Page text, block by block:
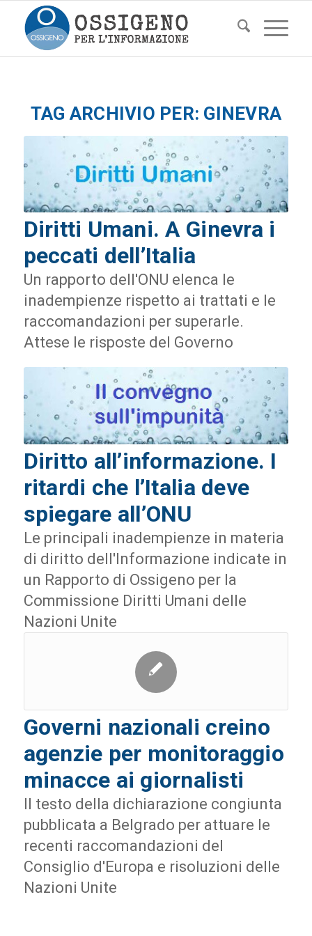
TAG ARCHIVIO PER: GINEVRA
Diritti Umani. A Ginevra i
peccati dell’Italia
Un rapporto dell'ONU elenca le
inadempienze rispetto ai trattati e le
raccomandazioni per superarle.
Attese le risposte del Governo
Diritto all’informazione. I
ritardi che l’Italia deve
spiegare all’ONU
Le principali inadempienze in materia
di diritto dell'Informazione indicate in
un Rapporto di Ossigeno per la
Commissione Diritti Umani delle
Nazioni Unite
Governi nazionali creino
agenzie per monitoraggio
minacce ai giornalisti
Il testo della dichiarazione congiunta
pubblicata a Belgrado per attuare le
recenti raccomandazioni del
Consiglio d'Europa e risoluzioni delle
Nazioni Unite